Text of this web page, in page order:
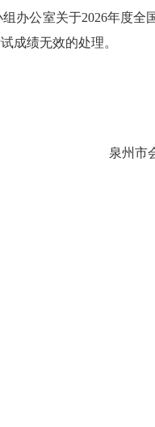
办公室关于2026年度全
成绩无效的处理。
泉州市